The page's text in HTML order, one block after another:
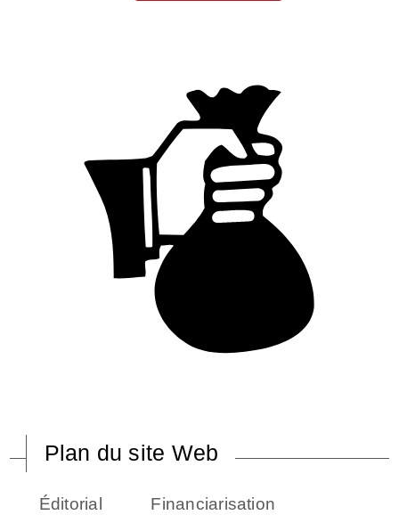
Plan du site Web
Éditorial Financiarisation